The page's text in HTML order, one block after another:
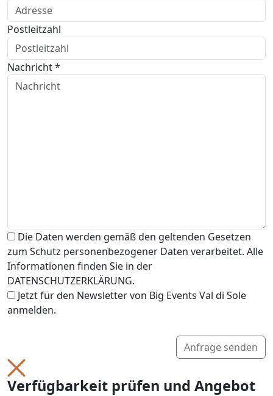
Postleitzahl
Nachricht *
Die Daten werden gemäß den geltenden Gesetzen
zum Schutz personenbezogener Daten verarbeitet. Alle
Informationen finden Sie in der
DATENSCHUTZERKLÄRUNG.
Jetzt für den Newsletter von Big Events Val di Sole
anmelden.
Anfrage senden
Verfügbarkeit prüfen und Angebot